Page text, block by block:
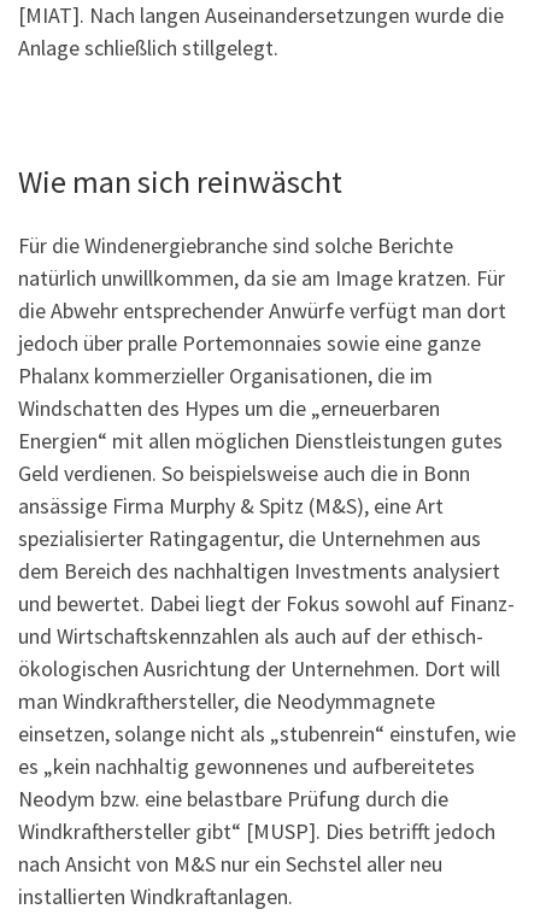
[MIAT]. Nach langen Auseinandersetzungen wurde die
Anlage schließlich stillgelegt.
Wie man sich reinwäscht
Für die Windenergiebranche sind solche Berichte
natürlich unwillkommen, da sie am Image kratzen. Für
die Abwehr entsprechender Anwürfe verfügt man dort
jedoch über pralle Portemonnaies sowie eine ganze
Phalanx kommerzieller Organisationen, die im
Windschatten des Hypes um die „erneuerbaren
Energien“ mit allen möglichen Dienstleistungen gutes
Geld verdienen. So beispielsweise auch die in Bonn
ansässige Firma Murphy & Spitz (M&S), eine Art
spezialisierter Ratingagentur, die Unternehmen aus
dem Bereich des nachhaltigen Investments analysiert
und bewertet. Dabei liegt der Fokus sowohl auf Finanz-
und Wirtschaftskennzahlen als auch auf der ethisch-
ökologischen Ausrichtung der Unternehmen. Dort will
man Windkrafthersteller, die Neodymmagnete
einsetzen, solange nicht als „stubenrein“ einstufen, wie
es „kein nachhaltig gewonnenes und aufbereitetes
Neodym bzw. eine belastbare Prüfung durch die
Windkrafthersteller gibt“ [MUSP]. Dies betrifft jedoch
nach Ansicht von M&S nur ein Sechstel aller neu
installierten Windkraftanlagen.